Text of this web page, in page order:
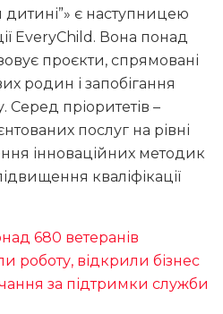
дитині”» є наступницею
EveryChild. Вона понад
проєкти, спрямовані
родин і запобігання
Серед пріоритетів –
послуг на рівні
інноваційних методик
кваліфікації
680 ветеранів
роботу, відкрили бізнес
за підтримки служби